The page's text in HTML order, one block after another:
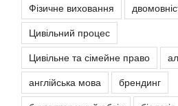
Фізичне виховання
Цивільний процес
Цивільне та сімейне право
англійська мова
брендинг